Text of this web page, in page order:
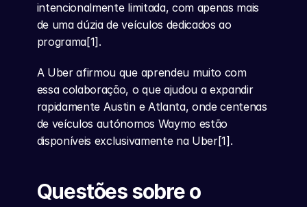
intencionalmente limitada, com apenas mais
de uma dúzia de veículos dedicados ao
programa[1].
A Uber afirmou que aprendeu muito com
essa colaboração, o que ajudou a expandir
rapidamente Austin e Atlanta, onde centenas
de veículos autónomos Waymo estão
disponíveis exclusivamente na Uber[1].
Questões sobre o